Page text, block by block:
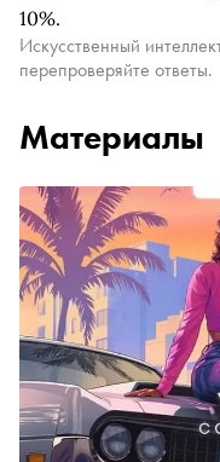
10%.
Искусственный
перепроверяйте ответы.
Материалы